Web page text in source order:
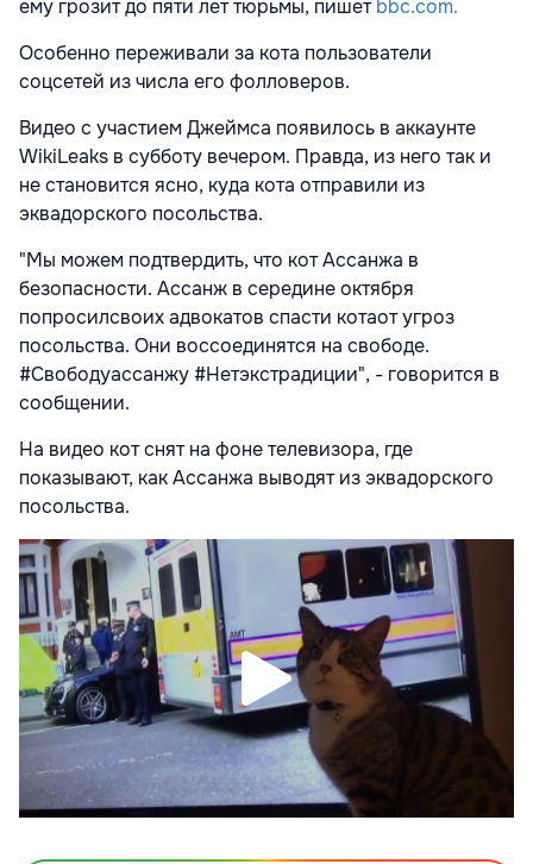
ему грозит до пяти лет тюрьмы, пишетbbc.com.
Особенно переживали за кота пользователи
соцсетей из числа его фолловеров.
Видео с участием Джеймса появилось в аккаунте
WikiLeaks в субботу вечером. Правда, из него так и
не становится ясно, куда кота отправили из
эквадорского посольства.
"Мы можем подтвердить, что кот Ассанжа в
безопасности. Ассанж в середине октября
попросилсвоих адвокатов спасти котаот угроз
посольства. Они воссоединятся на свободе.
#Свободуассанжу #Нетэкстрадиции", - говорится в
сообщении.
На видео кот снят на фоне телевизора, где
показывают, как Ассанжа выводят из эквадорского
посольства.